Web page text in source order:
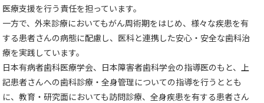
医療支援を行う責任を担っています。
一方で、外来診療においてもがん周術期をはじめ、様々な疾患を有
する患者さんの病態に配慮し、医科と連携した安心・安全な歯科治
療を実践しています。
日本有病者歯科医療学会、日本障害者歯科学会の指導医のもと、上
記患者さんへの歯科診療・全身管理についての指導を行うととも
に、教育・研究面においても訪問診療、全身疾患を有する患者さん